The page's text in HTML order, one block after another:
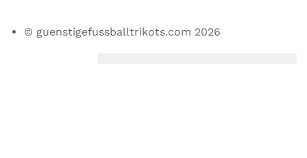
© guenstigefussballtrikots.com 2026